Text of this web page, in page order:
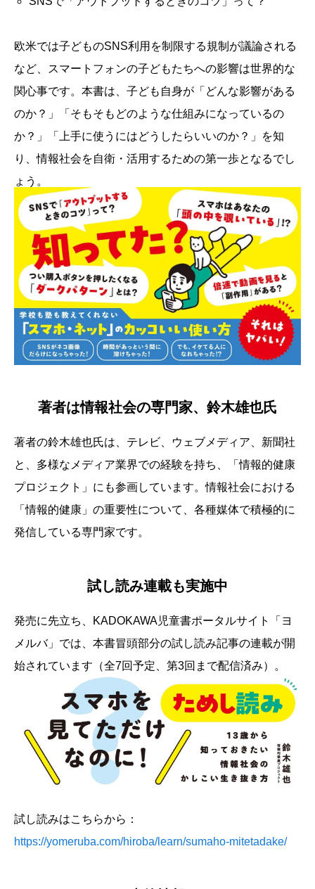
欧米では子どものSNS利用を制限する規制が議論される
など、スマートフォンの子どもたちへの影響は世界的な
関心事です。本書は、子ども自身が「どんな影響がある
のか？」「そもそもどのような仕組みになっているの
か？」「上手に使うにはどうしたらいいのか？」を知
り、情報社会を自衛・活用するための第一歩となるでし
ょう。
著者は情報社会の専門家、鈴木雄也氏
著者の鈴木雄也氏は、テレビ、ウェブメディア、新聞社
と、多様なメディア業界での経験を持ち、「情報的健康
プロジェクト」にも参画しています。情報社会における
「情報的健康」の重要性について、各種媒体で積極的に
発信している専門家です。
試し読み連載も実施中
発売に先立ち、KADOKAWA児童書ポータルサイト「ヨ
メルバ」では、本書冒頭部分の試し読み記事の連載が開
始されています（全7回予定、第3回まで配信済み）。
試し読みはこちらから：
https://yomeruba.com/hiroba/learn/sumaho-mitetadake/